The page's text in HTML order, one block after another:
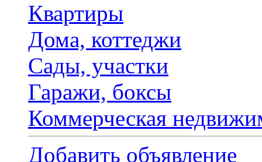
Квартиры
Дома, коттеджи
Сады, участки
Гаражи, боксы
Коммерческая
Добавить объявление